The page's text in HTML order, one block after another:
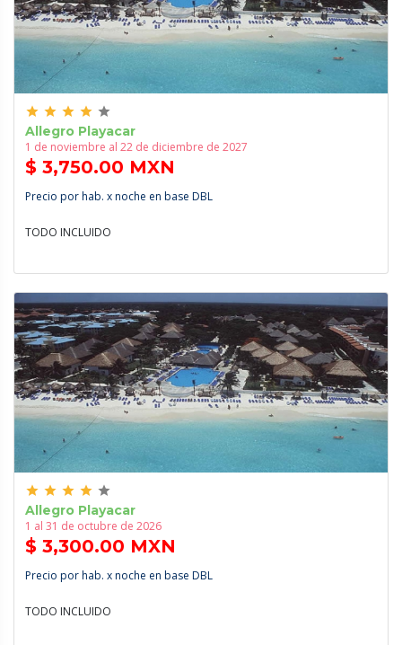
grade grade grade grade grade
Allegro Playacar
1 de noviembre al 22 de diciembre de 2027
$ 3,750.00 MXN
Precio por hab. x noche en base DBL
TODO INCLUIDO
grade grade grade grade grade
Allegro Playacar
1 al 31 de octubre de 2026
$ 3,300.00 MXN
Precio por hab. x noche en base DBL
TODO INCLUIDO